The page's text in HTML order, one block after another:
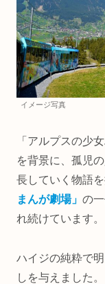
イメージ写真
「アルプスの少
を背景に、孤児
長していく物語
まんが劇場」 の
れ続けています。
ハイジの純粋で
しを与えました